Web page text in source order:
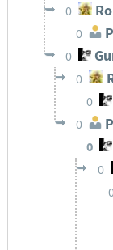
0
0
0
0
0
0
0
0